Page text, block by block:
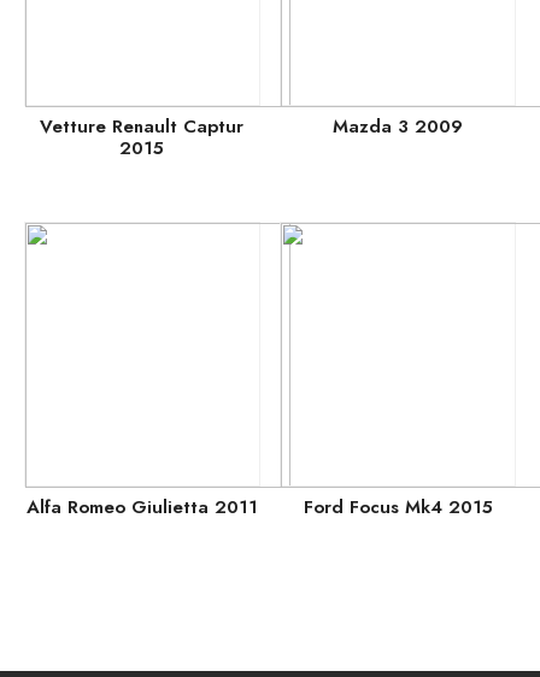
Vetture Renault Captur
2015
Mazda 3 2009
Alfa Romeo Giulietta 2011 Ford Focus Mk4 2015